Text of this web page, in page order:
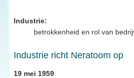
Industrie:
betrokkenheid en rol van
Industrie richt Neratoom op
19 mei 1959